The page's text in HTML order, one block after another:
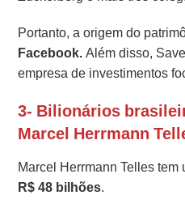
Portanto, a origem do
Facebook.Além disso,
empresa de investimentos
3- Bilionários
Marcel Herrmann
Marcel Herrmann Telles
R$ 48 bilhões.